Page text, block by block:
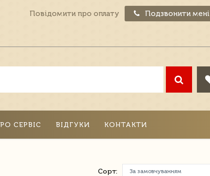
Повідомити про оплату Подзвонити мені
СЕРВІС ВІДГУКИ КОНТАКТИ
Сорт: